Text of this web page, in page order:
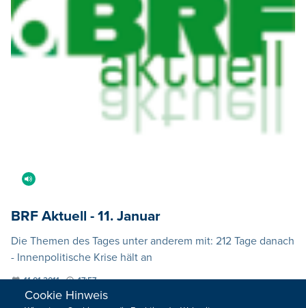
BRF Aktuell - 11. Januar
Die Themen des Tages unter anderem mit: 212 Tage danach
- Innenpolitische Krise hält an
11.01.2011 17:57
Cookie Hinweis